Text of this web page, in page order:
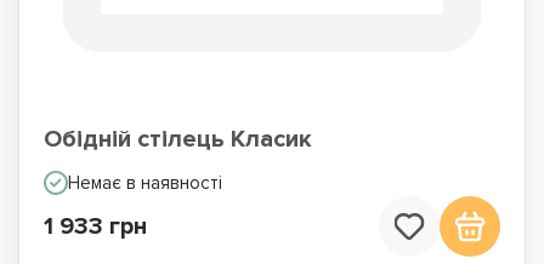
Обідній стілець Класик
Немає в наявності
1 933 грн